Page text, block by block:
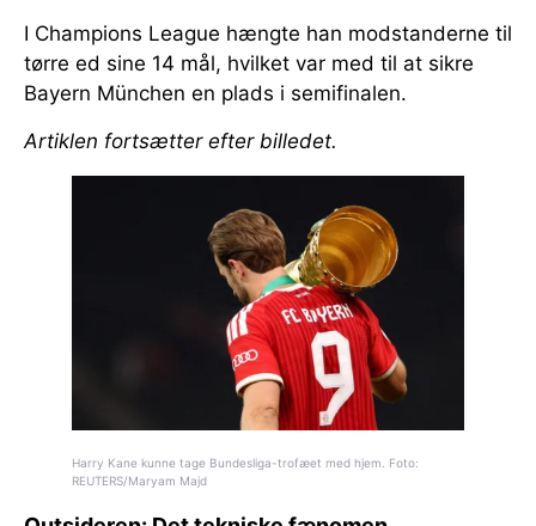
I Champions League hængte han modstanderne til
tørre ed sine 14 mål, hvilket var med til at sikre
Bayern München en plads i semifinalen.
Artiklen fortsætter efter billedet.
Harry Kane kunne tage Bundesliga-trofæet med hjem. Foto:
REUTERS/Maryam Majd